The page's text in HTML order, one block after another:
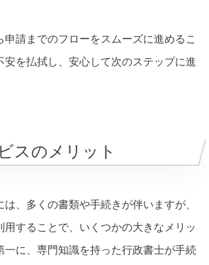
申請までのフローをスムーズに進めるこ
安を払拭し、安心して次のステップに進
スのメリット
、多くの書類や手続きが伴いますが、
用することで、いくつかの大きなメリッ
一に、専門知識を持った行政書士が手続